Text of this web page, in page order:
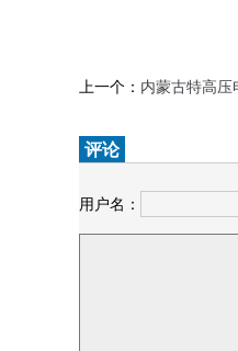
上一个： 内蒙古特高
评论
用户名：